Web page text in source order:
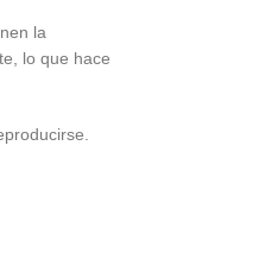
la
lo que hace